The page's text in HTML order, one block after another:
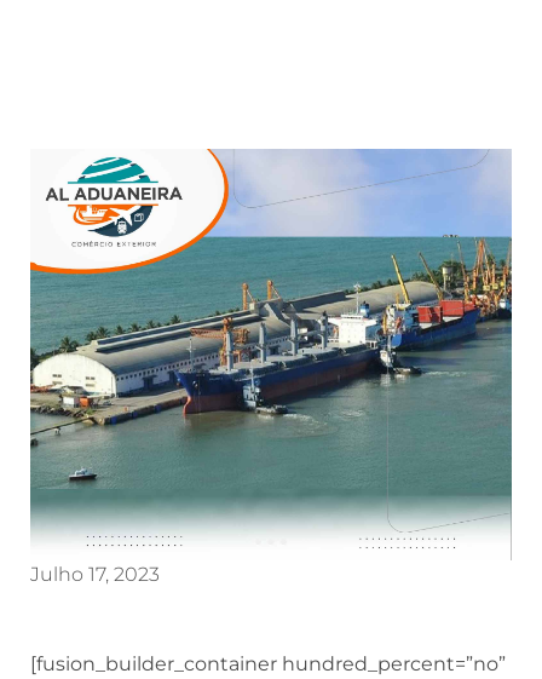
Julho 17, 2023
[fusion_builder_container hundred_percent=”no”